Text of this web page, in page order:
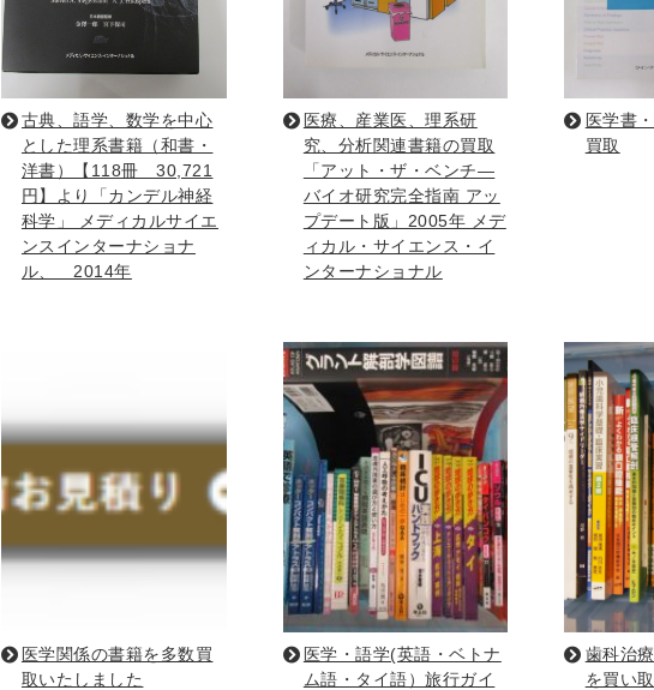
電気・通信
IT・テクノロジー・コンピュータ 他理
医学書・東洋医学書
歯学書・歯科衛生士 看護学書 眼科学 精神医学書 臨床医学
リハビリテーション医学
伝統医学・東洋医学 基礎医学 小児科学
暮らし・趣味・実用書他
暮らしと健康
自転車・サイクリング 釣り キャンプ 他スポーツ 登山・ハ
資格検定・辞書辞典
医療・看護資格 就職対策 英語学習
法律・ビジネス・事務資格関連 運輸・船舶・通信
CD・DVD・Blu-ray
古典、語学、数学を中心
とした理系書籍（和書・
洋書）【118冊 30,721
円】より「カンデル神経
科学」 メディカルサイエ
ンスインターナショナ
ル、 2014年
医療、産業医、理系研
究、分析関連書籍の買取
「アット・ザ・ベンチ―
バイオ研究完全指南 アッ
プデート版」2005年 メデ
ィカル・サイエンス・イ
ンターナショナル
医学書
買取
医学関係の書籍を多数買
取いたしました
医学・語学(英語・ベトナ
ム語・タイ語）旅行ガイ
歯科治
を買い